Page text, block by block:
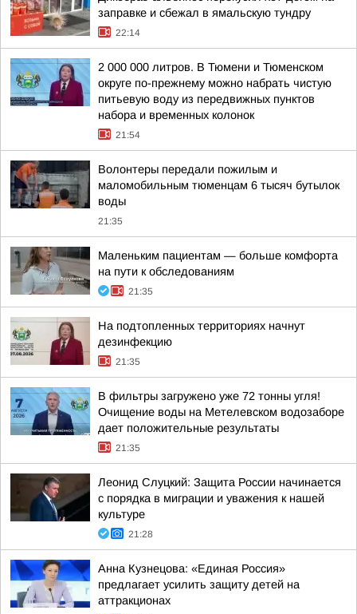
заправке и сбежал в ямальскую тундру
22:14
2 000 000 литров. В Тюмени и Тюменском
округе по-прежнему можно набрать чистую
питьевую воду из передвижных пунктов
набора и временных колонок
21:54
Волонтеры передали пожилым и
маломобильным тюменцам 6 тысяч бутылок
воды
21:35
Маленьким пациентам — больше комфорта
на пути к обследованиям
21:35
На подтопленных территориях начнут
дезинфекцию
21:35
В фильтры загружено уже 72 тонны угля!
Очищение воды на Метелевском водозаборе
дает положительные результаты
21:35
Леонид Слуцкий: Защита России начинается
с порядка в миграции и уважения к нашей
культуре
21:28
Анна Кузнецова: «Единая Россия»
предлагает усилить защиту детей на
аттракционах